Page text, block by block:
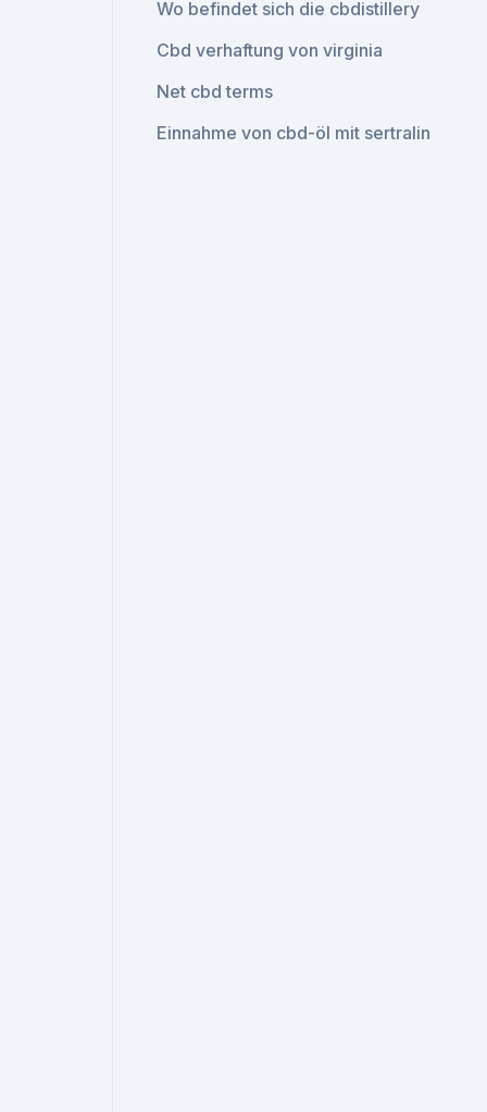
Wo befindet sich die cbdistillery
Cbd verhaftung von virginia
Net cbd terms
Einnahme von cbd-öl mit sertralin